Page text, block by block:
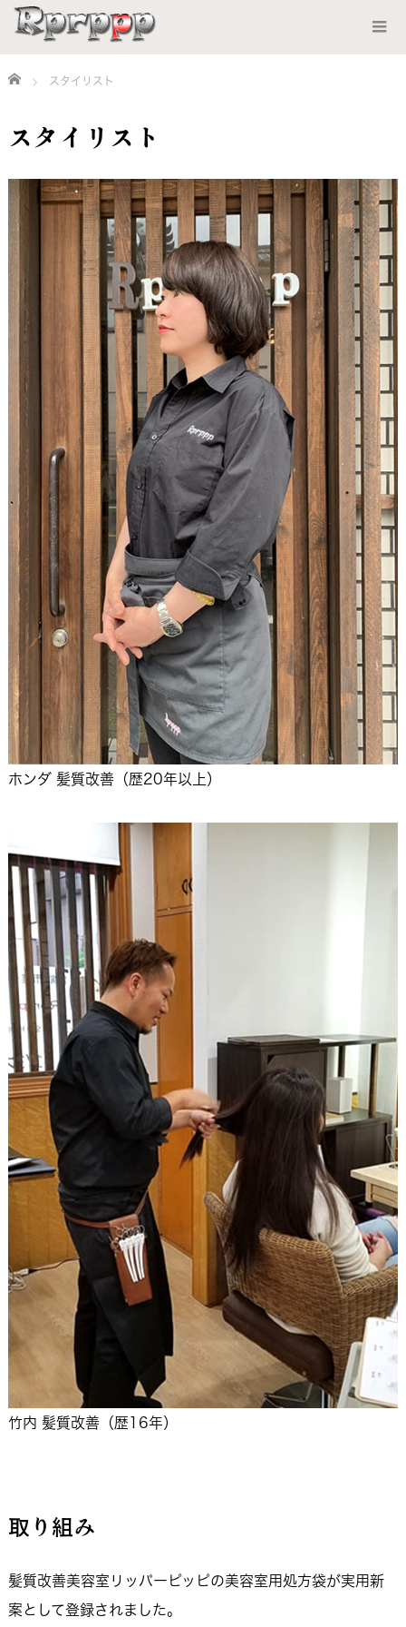
Home スタイリスト
スタイリスト
ホンダ 髪質改善（歴20年以上）
竹内 髪質改善（歴16年）
取り組み
髪質改善美容室リッパーピッピの美容室用処方袋が実用新
案として登録されました。